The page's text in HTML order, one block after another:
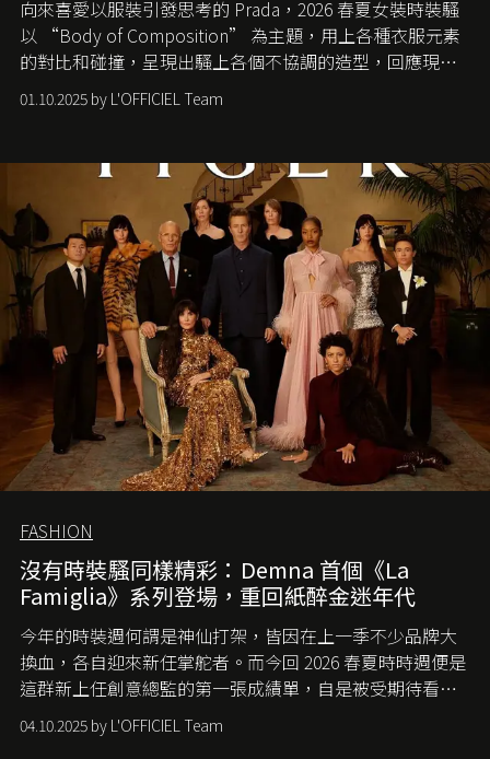
向來喜愛以服裝引發思考的 Prada，2026 春夏女裝時裝騷
以 “Body of Composition” 為主題，用上各種衣服元素
的對比和碰撞，呈現出騷上各個不協調的造型，回應現今
社會各種資訊、文化超載的現象。
01.10.2025 by L'OFFICIEL Team
FASHION
沒有時裝騷同樣精彩：Demna 首個《La
Famiglia》系列登場，重回紙醉金迷年代
今年的時裝週何謂是神仙打架，皆因在上一季不少品牌大
換血，各自迎來新任掌舵者。而今回 2026 春夏時時週便是
這群新上任創意總監的第一張成績單，自是被受期待看他
們如何各顯神通。意大利老牌 Gucci 在過去幾個季度業績
難已救回，開雲集團任命成功曾翻轉 Balenciaga 的愛將
04.10.2025 by L'OFFICIEL Team